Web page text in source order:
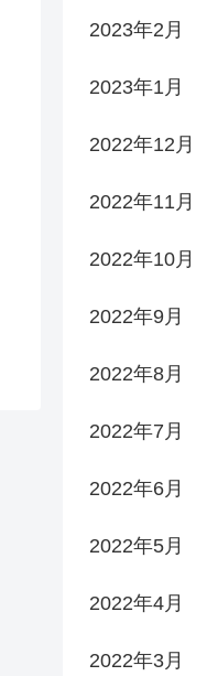
2023年2月
2023年1月
2022年12月
2022年11月
2022年10月
2022年9月
2022年8月
2022年7月
2022年6月
2022年5月
2022年4月
2022年3月